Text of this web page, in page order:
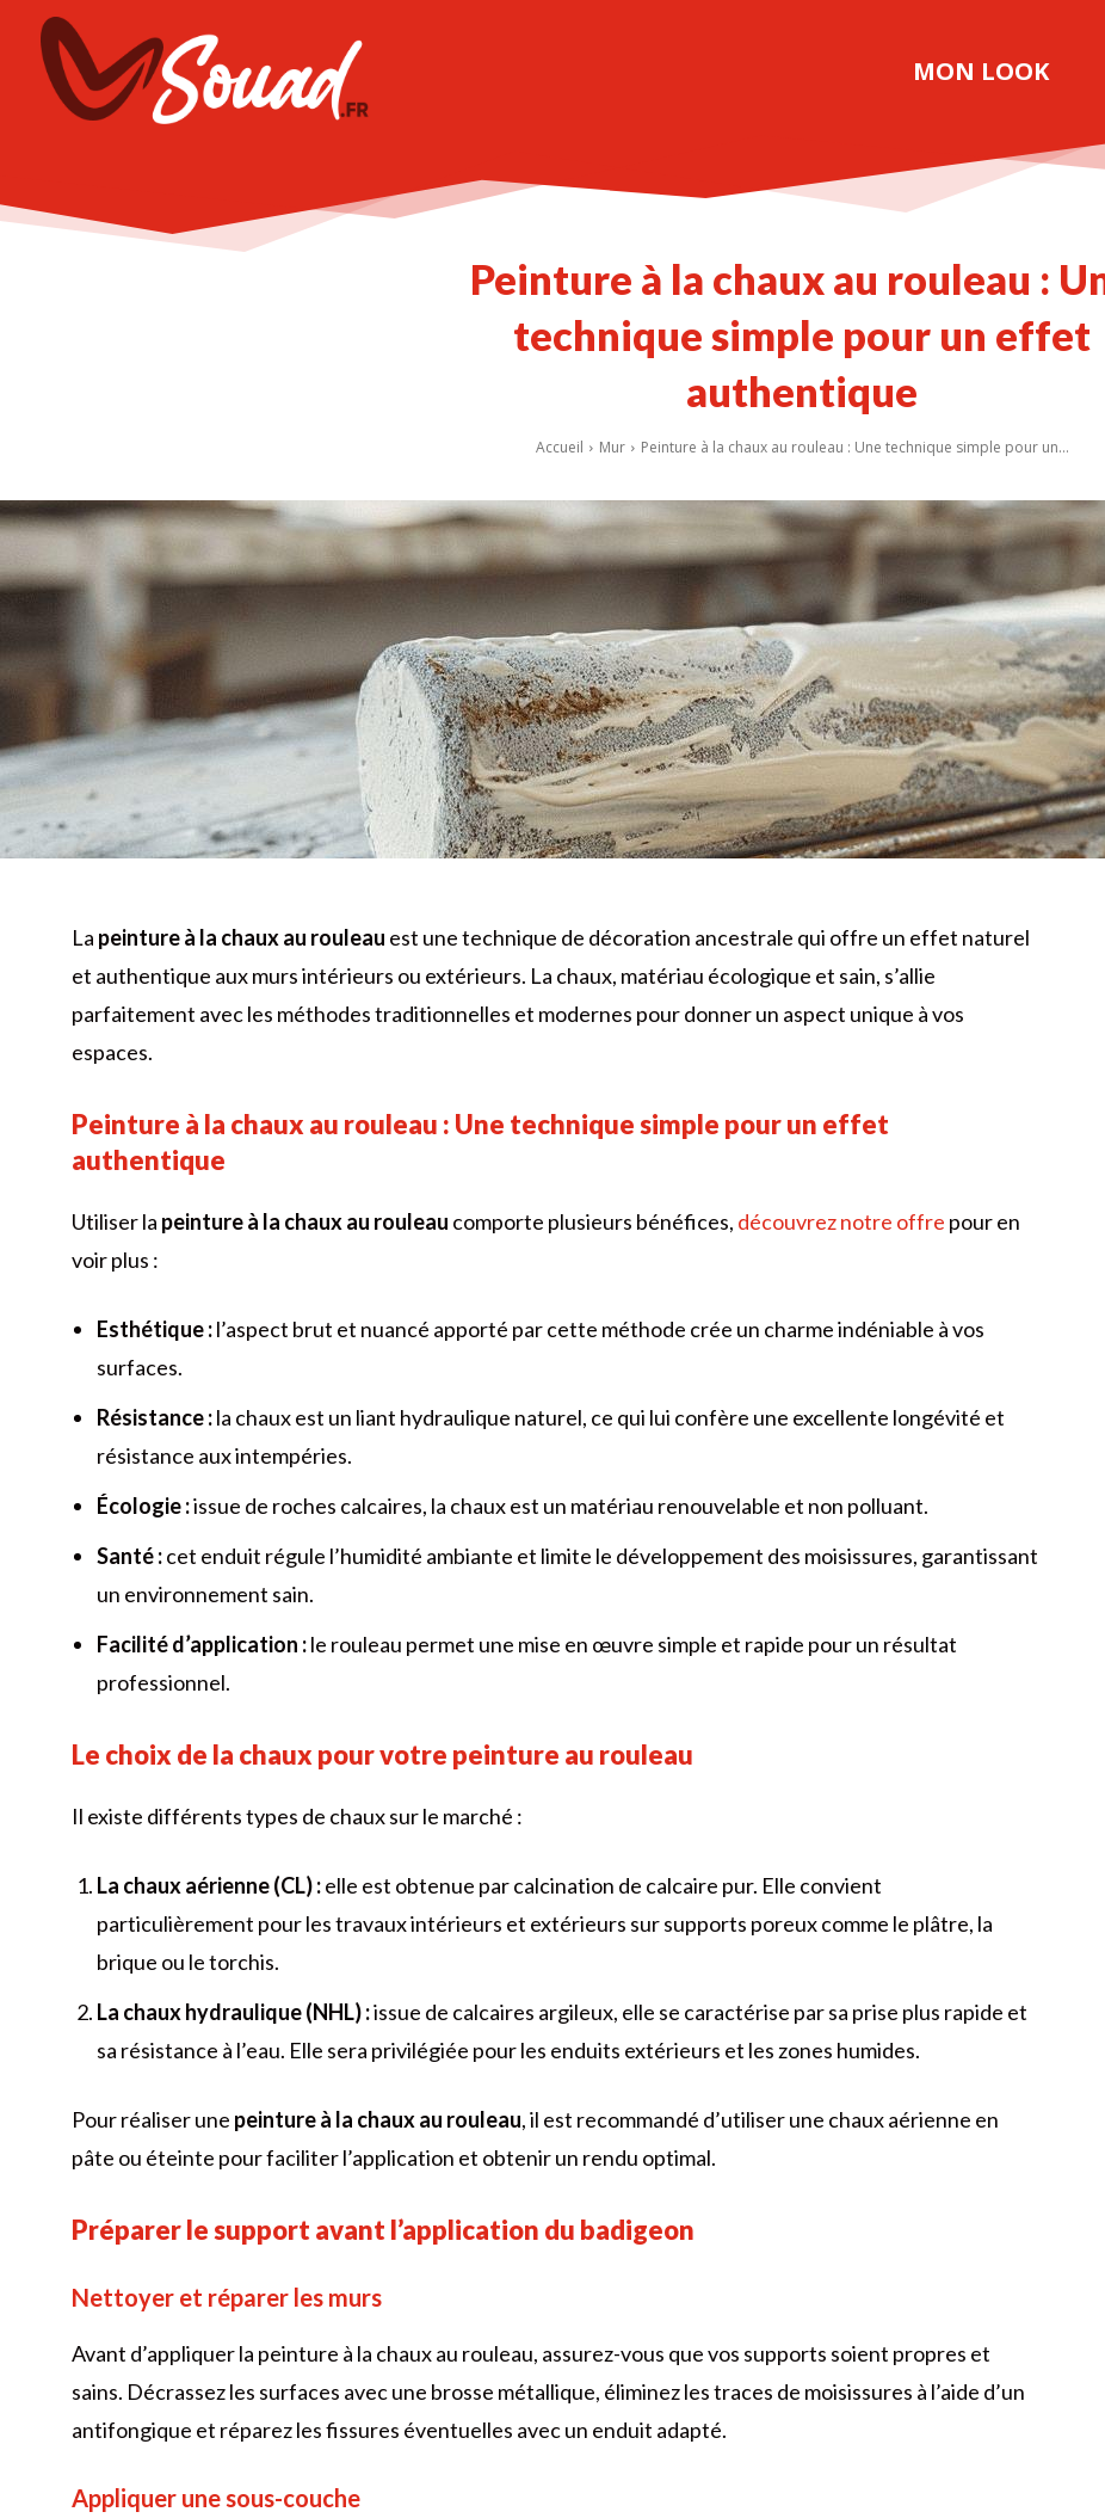
MON LOOK
Peinture à la chaux au rouleau :
technique simple pour un effet
authentique
Accueil Mur Peinture à la chaux au rouleau : Une technique simple pour un...
La peinture à la chaux au rouleau est une technique de décoration ancestrale qui offre un effet naturel
et authentique aux murs intérieurs ou extérieurs. La chaux, matériau écologique et sain, s’allie
parfaitement avec les méthodes traditionnelles et modernes pour donner un aspect unique à vos
espaces.
Peinture à la chaux au rouleau : Une technique simple pour un effet
authentique
Utiliser la peinture à la chaux au rouleau comporte plusieurs bénéfices, découvrez notre offre pour en
voir plus :
Esthétique :l’aspect brut et nuancé apporté par cette méthode crée un charme indéniable à vos
surfaces.
Résistance :la chaux est un liant hydraulique naturel, ce qui lui confère une excellente longévité et
résistance aux intempéries.
Écologie :issue de roches calcaires, la chaux est un matériau renouvelable et non polluant.
Santé :cet enduit régule l’humidité ambiante et limite le développement des moisissures, garantissant
un environnement sain.
Facilité d’application :le rouleau permet une mise en œuvre simple et rapide pour un résultat
professionnel.
Le choix de la chaux pour votre peinture au rouleau
Il existe différents types de chaux sur le marché :
La chaux aérienne (CL) :elle est obtenue par calcination de calcaire pur. Elle convient
particulièrement pour les travaux intérieurs et extérieurs sur supports poreux comme le plâtre, la
brique ou le torchis.
La chaux hydraulique (NHL) :issue de calcaires argileux, elle se caractérise par sa prise plus rapide et
sa résistance à l’eau. Elle sera privilégiée pour les enduits extérieurs et les zones humides.
Pour réaliser une peinture à la chaux au rouleau, il est recommandé d’utiliser une chaux aérienne en
pâte ou éteinte pour faciliter l’application et obtenir un rendu optimal.
Préparer le support avant l’application du badigeon
Nettoyer et réparer les murs
Avant d’appliquer la peinture à la chaux au rouleau, assurez-vous que vos supports soient propres et
sains. Décrassez les surfaces avec une brosse métallique, éliminez les traces de moisissures à l’aide d’un
antifongique et réparez les fissures éventuelles avec un enduit adapté.
Appliquer une sous-couche